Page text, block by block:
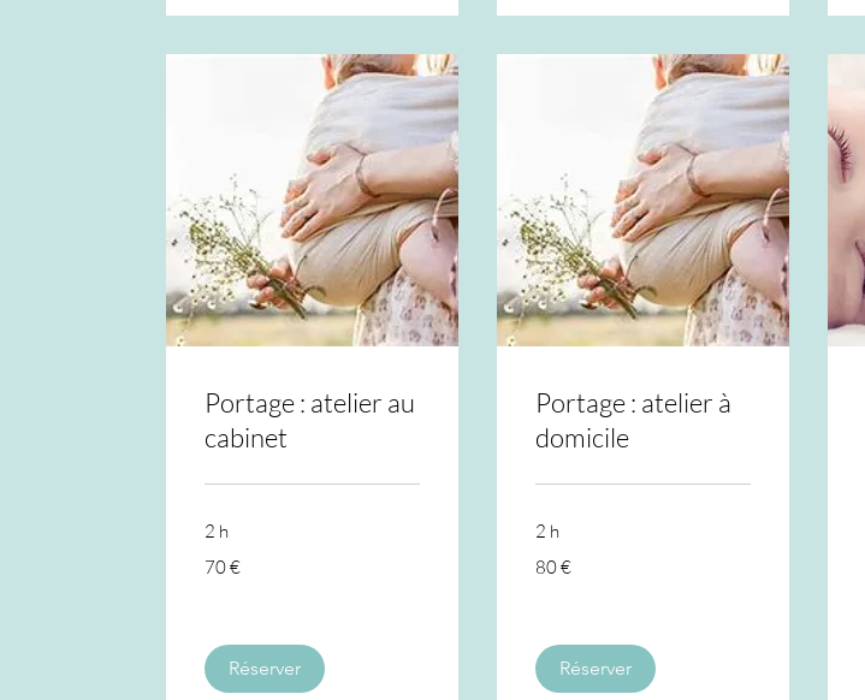
Portage : atelier au
cabinet
2 h
euros
70 €
Réserver
Portage : atelier à
domicile
2 h
euros
80 €
Réserver